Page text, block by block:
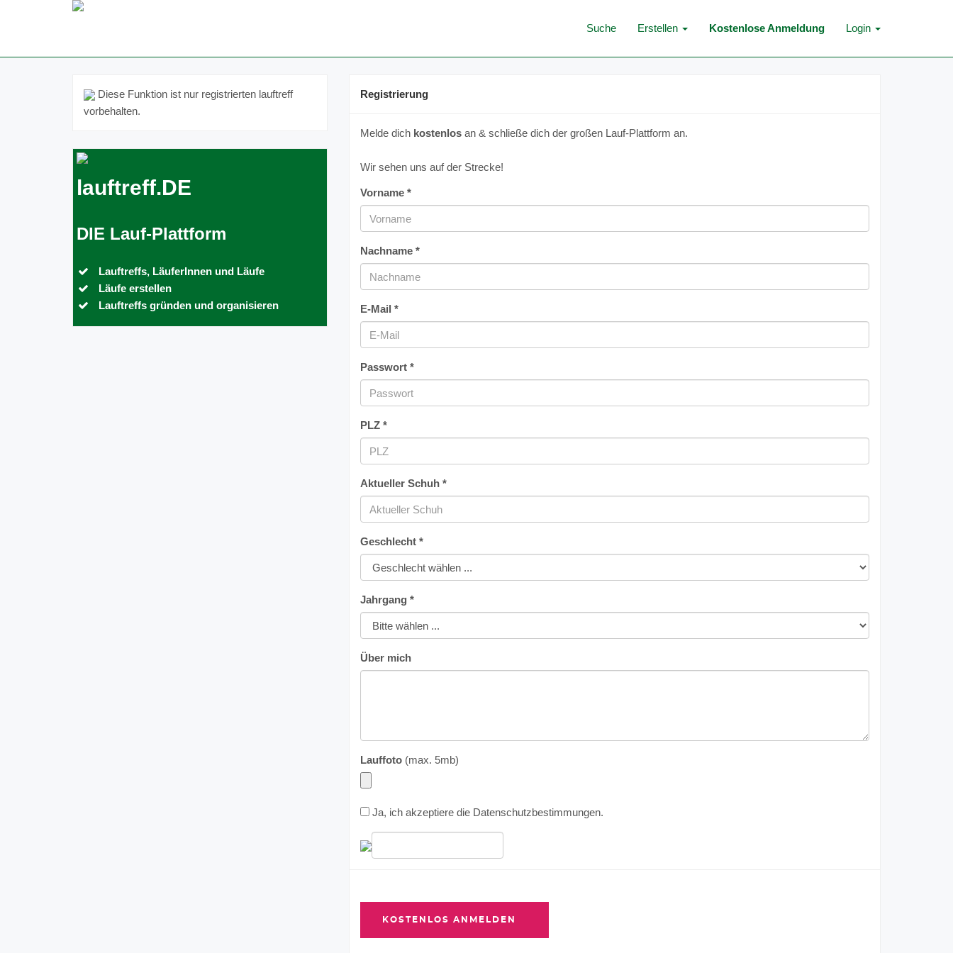
Suche Erstellen Kostenlose Anmeldung Login
Diese Funktion ist nur registrierten lauftreff
vorbehalten.
lauftreff.DE
DIE Lauf-Plattform
Lauftreffs, LäuferInnen und Läufe
Läufe erstellen
Lauftreffs gründen und organisieren
Registrierung
Melde dich kostenlos an & schließe dich der großen Lauf-Plattform an.
Wir sehen uns auf der Strecke!
Vorname *
Nachname *
E-Mail *
Passwort *
PLZ *
Aktueller Schuh *
Geschlecht *
Jahrgang *
Über mich
Lauffoto (max. 5mb)
Ja, ich akzeptiere die Datenschutzbestimmungen.